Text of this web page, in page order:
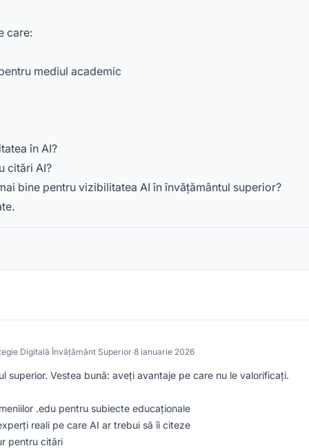
care:
mediul academic
în AI?
citări AI?
bine pentru vizibilitatea AI în învățământul superior?
Digitală Învățământ Superior·8 ianuarie 2026
superior. Vestea bună: aveți avantaje pe care nu le valorificați.
.edu pentru subiecte educaționale
reali pe care AI ar trebui să îi citeze
pentru citări